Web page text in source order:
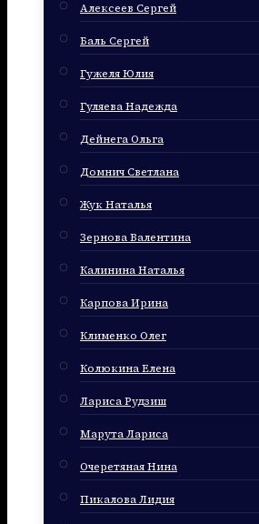
Алексеев Сергей
Баль Сергей
Гужеля Юлия
Гуляева Надежда
Дейнега Ольга
Домнич Светлана
Жук Наталья
Зернова Валентина
Калинина Наталья
Карпова Ирина
Клименко Олег
Колюкина Елена
Лариса Рудзиш
Марута Лариса
Очеретяная Нина
Пикалова Лидия